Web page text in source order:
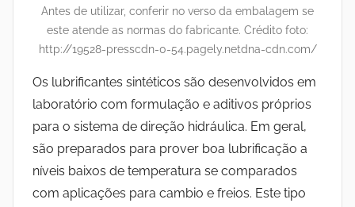
Antes de utilizar, conferir no verso da embalagem se
este atende as normas do fabricante. Crédito foto:
http://19528-presscdn-0-54.pagely.netdna-cdn.com/
Os lubrificantes sintéticos são desenvolvidos em
laboratório com formulação e aditivos próprios
para o sistema de direção hidráulica. Em geral,
são preparados para prover boa lubrificação a
níveis baixos de temperatura se comparados
com aplicações para cambio e freios. Este tipo